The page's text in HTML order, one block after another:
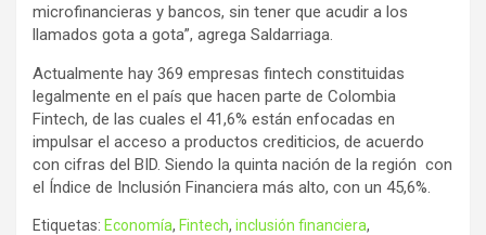
microfinancieras y bancos, sin tener que acudir a los
llamados gota a gota”, agrega Saldarriaga.
Actualmente hay 369 empresas fintech constituidas
legalmente en el país que hacen parte de Colombia
Fintech, de las cuales el 41,6% están enfocadas en
impulsar el acceso a productos crediticios, de acuerdo
con cifras del BID. Siendo la quinta nación de la región con
el Índice de Inclusión Financiera más alto, con un 45,6%.
Etiquetas: Economía, Fintech, inclusión financiera,